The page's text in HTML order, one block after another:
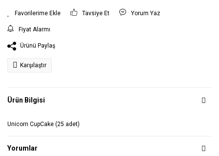
Tavsiye Et Yorum Yaz
Fiyat Alarmı
Ürünü Paylaş
Karşılaştır
Ürün Bilgisi
Unicorn CupCake (25 adet)
Yorumlar